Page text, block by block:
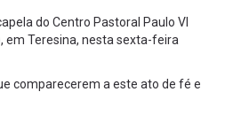
do Centro Pastoral Paulo VI
em Teresina, nesta sexta-feira
comparecerem a este ato de fé e